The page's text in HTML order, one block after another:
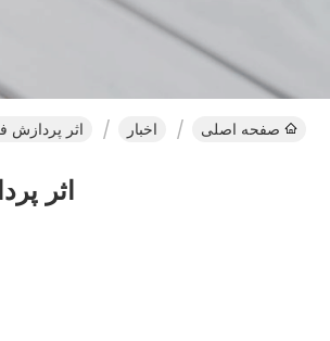
صفحه اصلی اخبار اثر پردازش
اثر